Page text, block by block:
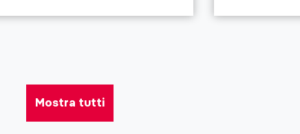
Mostra tutti